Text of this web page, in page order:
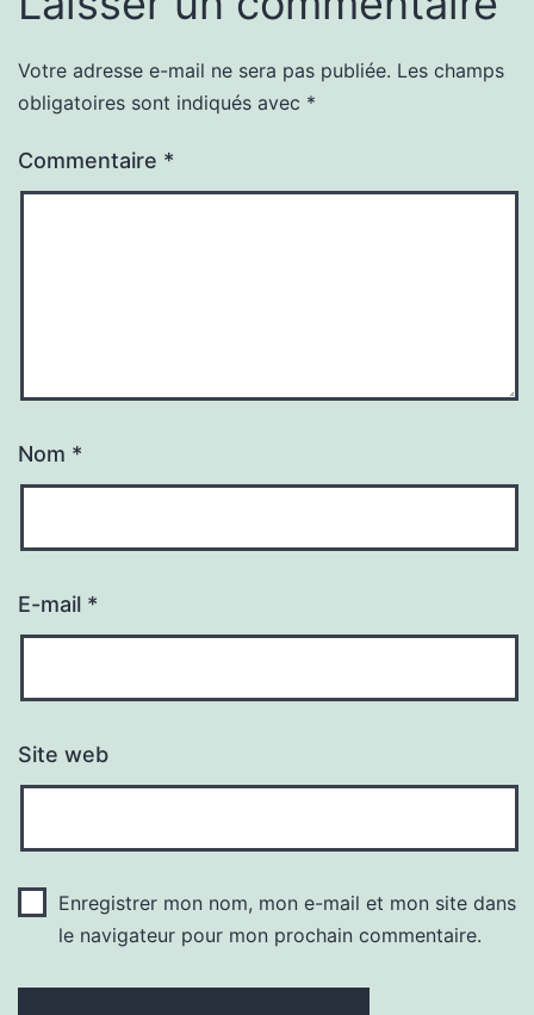
Votre adresse e-mail ne sera pas publiée. Les champs
obligatoires sont indiqués avec *
Commentaire *
Nom *
E-mail *
Site web
Enregistrer mon nom, mon e-mail et mon site dans
le navigateur pour mon prochain commentaire.